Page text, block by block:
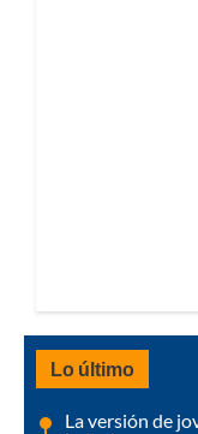
Lo último
La versión de